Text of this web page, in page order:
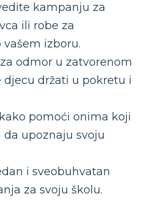
kampanju za
ili robe za
izboru.
odmor u zatvorenom
djecu držati u pokretu i
pomoći onima koji
upoznaju svoju
i sveobuhvatan
za svoju školu.